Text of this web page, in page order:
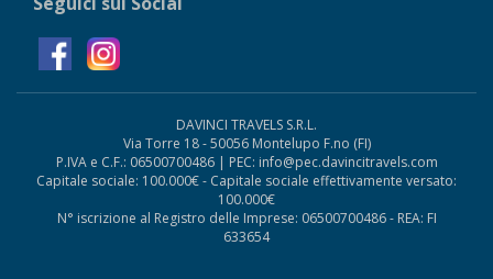
DAVINCI TRAVELS S.R.L.
Via Torre 18 - 50056 Montelupo F.no (FI)
P.IVA e C.F.: 06500700486 | PEC: info@pec.davincitravels.com
Capitale sociale: 100.000€ - Capitale sociale effettivamente versato:
100.000€
N° iscrizione al Registro delle Imprese: 06500700486 - REA: FI
633654